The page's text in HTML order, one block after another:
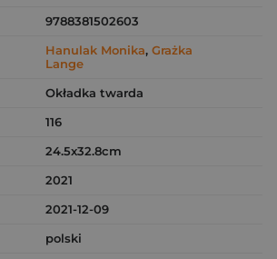
9788381502603
Hanulak Monika, Grażka
Lange
Okładka twarda
116
24.5x32.8cm
2021
2021-12-09
polski